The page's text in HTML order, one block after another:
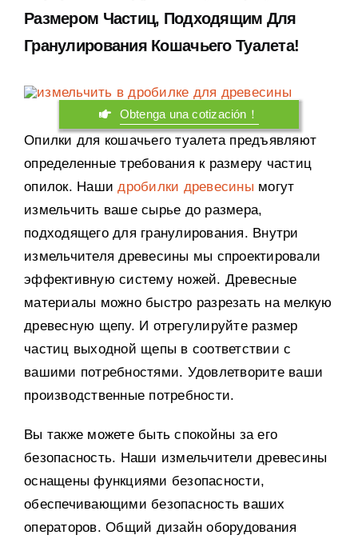
Размером Частиц, Подходящим Для
Гранулирования Кошачьего Туалета!
Obtenga una cotización！
Опилки для кошачьего туалета предъявляют
определенные требования к размеру частиц
опилок. Наши дробилки древесины могут
измельчить ваше сырье до размера,
подходящего для гранулирования. Внутри
измельчителя древесины мы спроектировали
эффективную систему ножей. Древесные
материалы можно быстро разрезать на мелкую
древесную щепу. И отрегулируйте размер
частиц выходной щепы в соответствии с
вашими потребностями. Удовлетворите ваши
производственные потребности.
Вы также можете быть спокойны за его
безопасность. Наши измельчители древесины
оснащены функциями безопасности,
обеспечивающими безопасность ваших
операторов.Общий дизайн оборудования